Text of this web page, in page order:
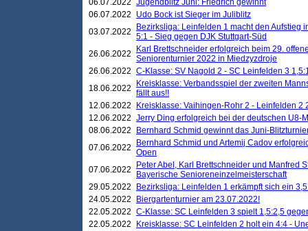
06.07.2022 Jugendblitz Juni: Friedrich gewinnt
06.07.2022
Udo Bock ist Sieger im Juliblitz
03.07.2022
Bezirksliga: Leinfelden 1 macht den Aufstieg
5:1 - Sieg gegen DJK Stuttgart-Süd
26.06.2022
Karl Brettschneider erfolgreich beim 29.
Seniorenturnier 2022 in Miedzyzdroje
26.06.2022 C-Klasse: SV Nagold 2 - SC Leinfelden 3
18.06.2022
Kreisklasse: Verbandsspiel der zweiten
fällt aus!!
12.06.2022
Kreisklasse: Vaihingen-Rohr 2 - Leinfelden 2
12.06.2022 Jerry Ding erfolgreich bei der deutschen U8-
08.06.2022
Bernhard Schmid gewinnt das Juni-
07.06.2022
Bernhard Schmid und Artemij Cadov
Open
07.06.2022
Peter Abel, Karl Brettschneider und Manfred
Bayerische Senioreneinzelmeisterschaft
29.05.2022
Bezirksliga: Leinfelden 1 erkämpft sich ein
24.05.2022
Biergartenturnier am 23.07.2022!
22.05.2022 C-Klasse: SC Leinfelden 3 spielt 1,5:2,5
22.05.2022
Kreisklasse: SC Leinfelden 2 holt ein 4:4 -